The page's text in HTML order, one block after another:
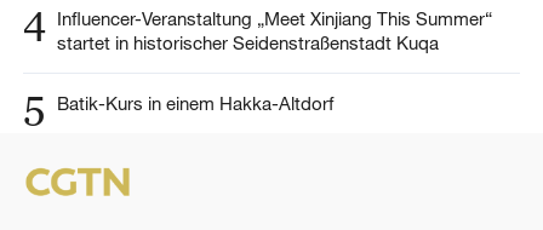
4 Influencer-Veranstaltung „Meet Xinjiang This Summer“
startet in historischer Seidenstraßenstadt Kuqa
5 Batik-Kurs in einem Hakka-Altdorf